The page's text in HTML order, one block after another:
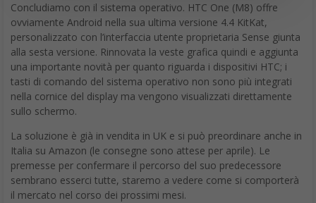
Concludiamo con il sistema operativo. HTC One (M8) offre
ovviamente Android nella sua ultima versione 4.4 KitKat,
personalizzato con l’interfaccia utente proprietaria Sense giunta
alla sesta versione. Rinnovata la veste grafica quindi e aggiunta
una importante novità per quanto riguarda i dispositivi HTC; i
tasti di comando del sistema operativo non sono più integrati
nella cornice del display ma vengono visualizzati direttamente
sullo schermo.
La soluzione è già in vendita in UK e si può preordinare anche in
Italia su Amazon (le consegne sono attese per aprile). Le
premesse per confermare il percorso del suo predecessore
sembrano esserci tutte, staremo a vedere come si comporterà
il mercato nel corso dei prossimi mesi.